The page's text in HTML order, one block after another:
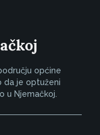
općine
da je optuženi
u Njemačkoj.